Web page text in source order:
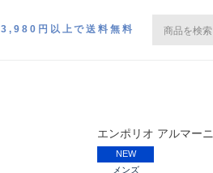
3,980円以上で送料無料
エンポリオ アルマーニ
NEW
メンズ